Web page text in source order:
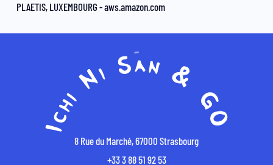
PLAETIS, LUXEMBOURG - aws.amazon.com
8 Rue du Marché, 67000 Strasbourg
+33 3 88 51 92 53